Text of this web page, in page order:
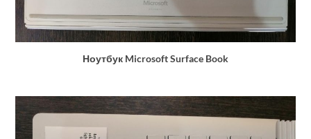
Ноутбук Microsoft Surface Book